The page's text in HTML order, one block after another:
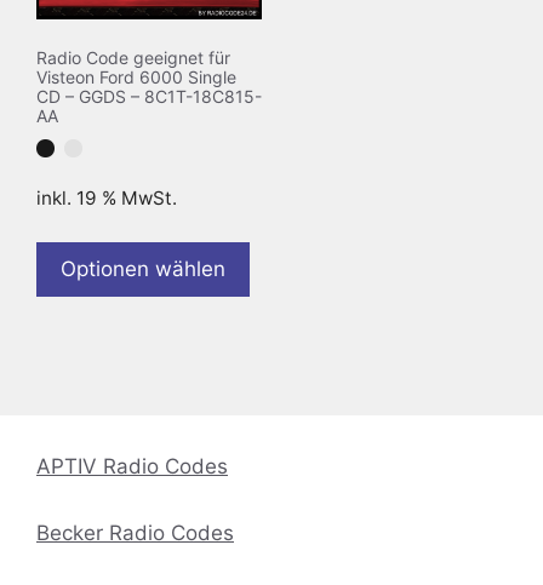
Radio Code geeignet für
Visteon Ford 6000 Single
CD – GGDS – 8C1T-18C815-
AA
inkl. 19 % MwSt.
Optionen wählen
APTIV Radio Codes
Becker Radio Codes